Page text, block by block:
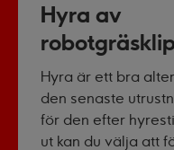
Hyra av
Hyra är ett bra
den senaste
för den efter
ut kan du välja att